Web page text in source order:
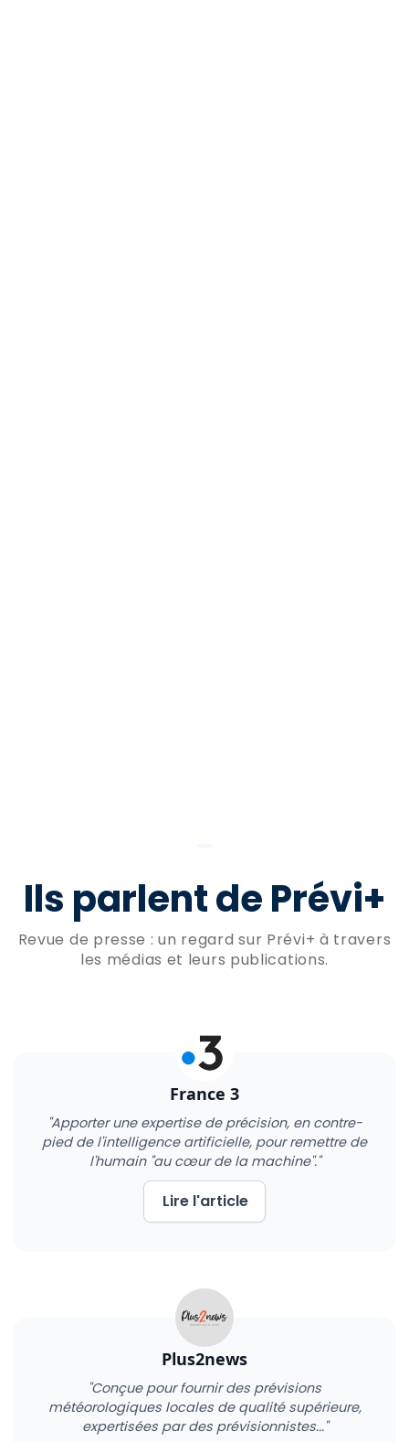
Ils parlent de Prévi+
Revue de presse : un regard sur Prévi+ à travers
les médias et leurs publications.
France 3
"Apporter une expertise de précision, en contre-
pied de l'intelligence artificielle, pour remettre de
l'humain "au cœur de la machine"."
Lire l'article
Plus2news
"Conçue pour fournir des prévisions
météorologiques locales de qualité supérieure,
expertisées par des prévisionnistes..."